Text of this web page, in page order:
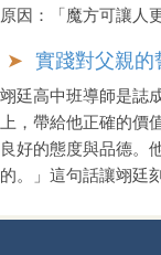
原因：「魔方可讓人
實踐對父親的
翊廷高中班導師是誌
上，帶給他正確的價
良好的態度與品德。
的。」這句話讓翊廷